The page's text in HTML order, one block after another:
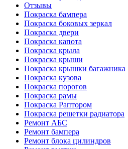
Отзывы
Покраска бампера
Покраска боковых зеркал
Покраска двери
Покраска капота
Покраска крыла
Покраска крыши
Покраска крышки багажника
Покраска кузова
Покраска порогов
Покраска рамы
Покраска Раптором
Покраска решетки радиатора
Ремонт АБС
Ремонт бампера
Ремонт блока цилиндров